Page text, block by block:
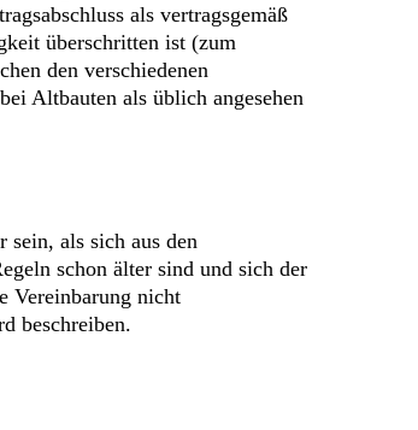
als vertragsgemäß
überschritten ist (zum
den verschiedenen
Altbauten als üblich angesehen
sein, als sich aus den
schon älter sind und sich der
Vereinbarung nicht
beschreiben.